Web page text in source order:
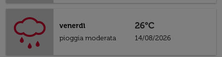
venerdì
pioggia moderata
26°C
14/08/2026